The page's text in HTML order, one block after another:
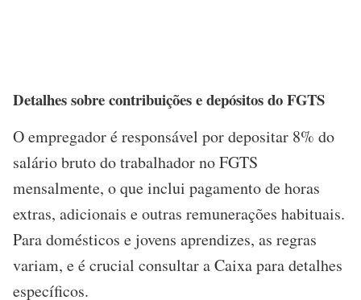
Detalhes sobre contribuições e depósitos do FGTS
O empregador é responsável por depositar 8% do
salário bruto do trabalhador no FGTS
mensalmente, o que inclui pagamento de horas
extras, adicionais e outras remunerações habituais.
Para domésticos e jovens aprendizes, as regras
variam, e é crucial consultar a Caixa para detalhes
específicos.